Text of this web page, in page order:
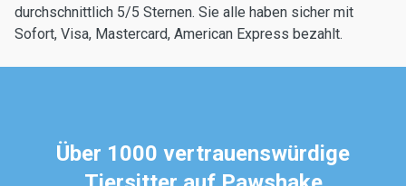
durchschnittlich 5/5 Sternen. Sie alle haben sicher mit
Sofort, Visa, Mastercard, American Express bezahlt.
Über 1000 vertrauenswürdige